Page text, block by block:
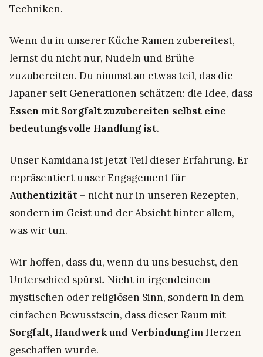
Techniken.
Wenn du in unserer Küche Ramen zubereitest,
lernst du nicht nur, Nudeln und Brühe
zuzubereiten. Du nimmst an etwas teil, das die
Japaner seit Generationen schätzen: die Idee, dass
Essen mit Sorgfalt zuzubereiten selbst eine
bedeutungsvolle Handlung ist.
Unser Kamidana ist jetzt Teil dieser Erfahrung. Er
repräsentiert unser Engagement für
Authentizität – nicht nur in unseren Rezepten,
sondern im Geist und der Absicht hinter allem,
was wir tun.
Wir hoffen, dass du, wenn du uns besuchst, den
Unterschied spürst. Nicht in irgendeinem
mystischen oder religiösen Sinn, sondern in dem
einfachen Bewusstsein, dass dieser Raum mit
Sorgfalt, Handwerk und Verbindungim Herzen
geschaffen wurde.